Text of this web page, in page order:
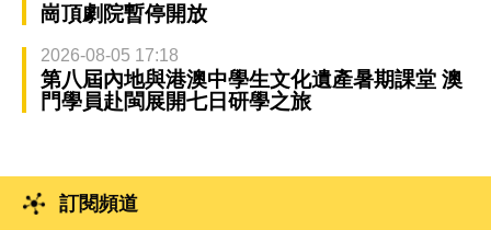
崗頂劇院暫停開放
2026-08-05 17:18
第八屆內地與港澳中學生文化遺產暑期課堂 澳
門學員赴閩展開七日研學之旅
訂閱頻道